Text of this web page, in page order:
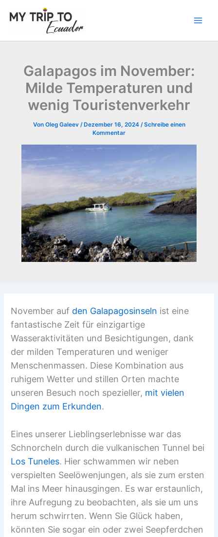
Inhalt
Galapagos im November:
Milde Temperaturen und
wenig Touristenverkehr
Von Oleg Galeev / Dezember 16, 2024 /Schreibe einen
Kommentar
November auf den Galapagosinseln ist eine
fantastische Zeit für einzigartige
Wasseraktivitäten und Besichtigungen, dank
der milden Temperaturen und weniger
Menschenmassen. Diese Kombination aus
ruhigem Wetter und stillen Orten machte
unseren Besuch noch spezieller, mit vielen
Dingen zum Erkunden.
Eines unserer Lieblingserlebnisse war das
Schnorcheln durch die vulkanischen Tunnel bei
Los Tuneles. Hier schwammen wir neben
verspielten Seelöwenjungen, als sie zum ersten
Mal ins Meer hinausgingen. Es war erstaunlich,
ihre Aufregung zu beobachten, als sie um uns
herum schwirrten. Wenn Sie Glück haben,
könnten Sie sogar ein oder zwei Seepferdchen